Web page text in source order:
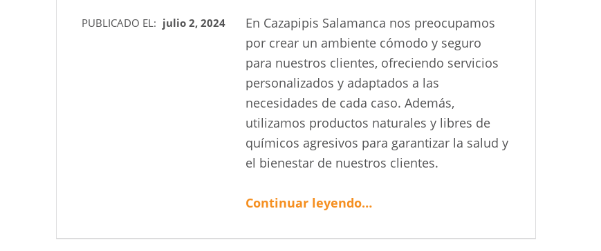
PUBLICADO EL: julio 2, 2024
En Cazapipis Salamanca nos preocupamos
por crear un ambiente cómodo y seguro
para nuestros clientes, ofreciendo servicios
personalizados y adaptados a las
necesidades de cada caso. Además,
utilizamos productos naturales y libres de
químicos agresivos para garantizar la salud y
el bienestar de nuestros clientes.
Continuar leyendo“Eliminación de piojos en Salamanca. APERTURA NUEVO CENTRO”
…